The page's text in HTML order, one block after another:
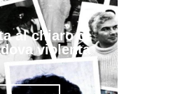
al chiaro di
violenta